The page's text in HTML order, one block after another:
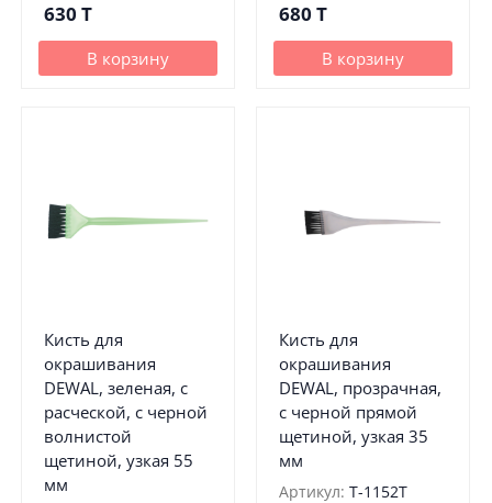
630 T
В корзину
680 T
В корзину
Кисть для
окрашивания
DEWAL, зеленая, с
расческой, с черной
волнистой
щетиной, узкая 55
мм
Кисть для
окрашивания
DEWAL, прозрачная,
с черной прямой
щетиной, узкая 35
мм
Артикул: T-1152T